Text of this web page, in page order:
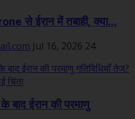
से ईरान में तबाही, क्या...
Jul 16, 2026 24
बाद ईरान की परमाणु